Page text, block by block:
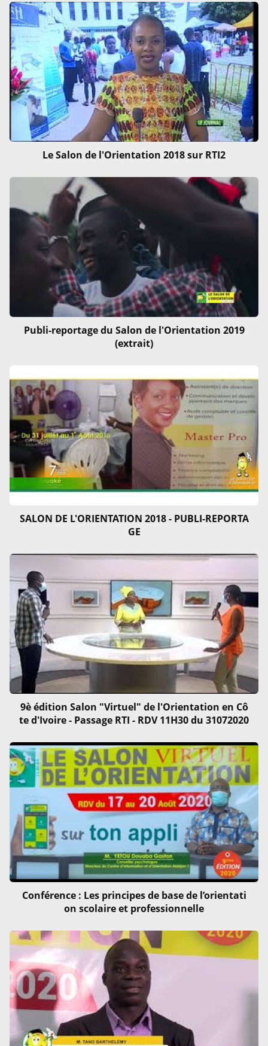
Le Salon de l'Orientation 2018 sur RTI2
Publi-reportage du Salon de l'Orientation 2019
(extrait)
SALON DE L'ORIENTATION 2018 - PUBLI-REPORTA
GE
9è édition Salon "Virtuel" de l'Orientation en Cô
te d'Ivoire - Passage RTI - RDV 11H30 du 31072020
Conférence : Les principes de base de l’orientati
on scolaire et professionnelle